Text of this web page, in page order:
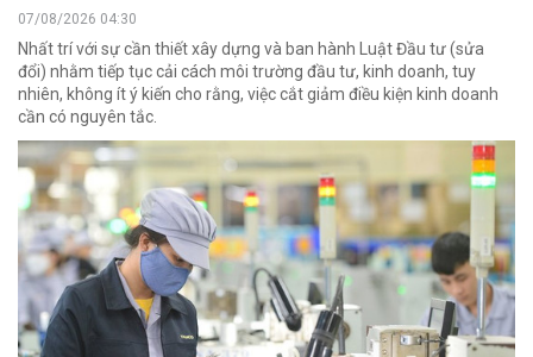
07/08/2026 04:30
Nhất trí với sự cần thiết xây dựng và ban hành Luật Đầu tư (sửa
đổi) nhằm tiếp tục cải cách môi trường đầu tư, kinh doanh, tuy
nhiên, không ít ý kiến cho rằng, việc cắt giảm điều kiện kinh doanh
cần có nguyên tắc.